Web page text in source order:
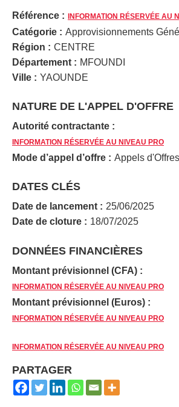
Référence : INFORMATION RÉSERVÉE AU
Catégorie : Approvisionnements
Région : CENTRE
Département : MFOUNDI
Ville : YAOUNDE
NATURE DE L'APPEL D'OFFRE
Autorité contractante :
INFORMATION RÉSERVÉE AU NIVEAU PRO
Mode d’appel d’offre : Appels
DATES CLÉS
Date de lancement : 25/06/2025
Date de cloture : 18/07/2025
DONNÉES FINANCIÈRES
Montant prévisionnel (CFA) :
INFORMATION RÉSERVÉE AU NIVEAU PRO
Montant prévisionnel (Euros) :
INFORMATION RÉSERVÉE AU NIVEAU PRO
INFORMATION RÉSERVÉE AU NIVEAU PRO
PARTAGER